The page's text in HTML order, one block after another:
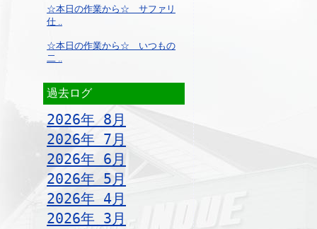
☆本日の作業から☆ サファリ
仕 ..
☆本日の作業から☆ いつもの
二 ..
過去ログ
2026年 8月
2026年 7月
2026年 6月
2026年 5月
2026年 4月
2026年 3月